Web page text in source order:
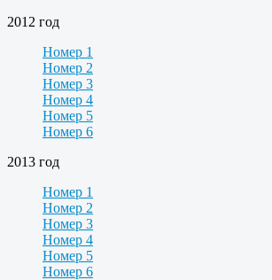
2012 год
Номер 1
Номер 2
Номер 3
Номер 4
Номер 5
Номер 6
2013 год
Номер 1
Номер 2
Номер 3
Номер 4
Номер 5
Номер 6